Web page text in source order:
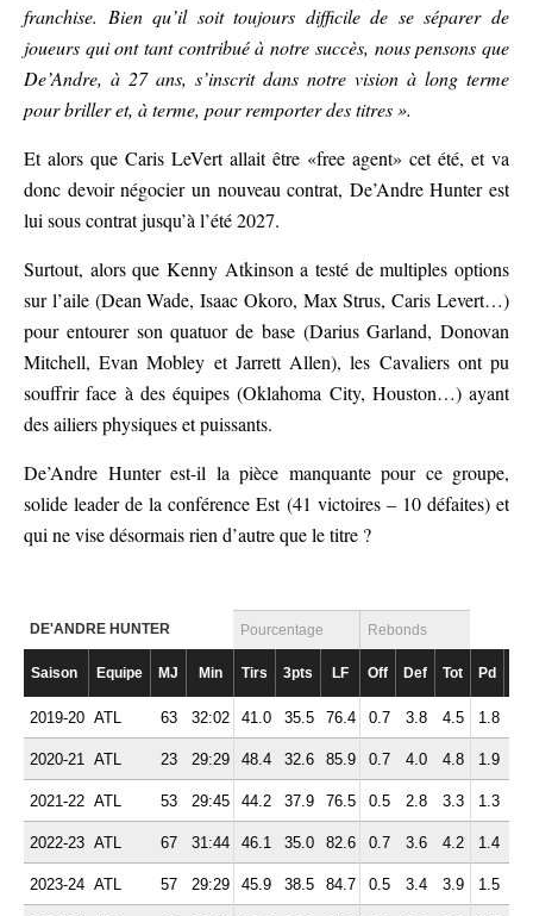
franchise. Bien qu’il soit toujours difficile de se séparer de
joueurs qui ont tant contribué à notre succès, nous pensons que
De’Andre, à 27 ans, s’inscrit dans notre vision à long terme
pour briller et, à terme, pour remporter des titres ».
Et alors que Caris LeVert allait être «free agent» cet été, et va
donc devoir négocier un nouveau contrat, De’Andre Hunter est
lui sous contrat jusqu’à l’été 2027.
Surtout, alors que Kenny Atkinson a testé de multiples options
sur l’aile (Dean Wade, Isaac Okoro, Max Strus, Caris Levert…)
pour entourer son quatuor de base (Darius Garland, Donovan
Mitchell, Evan Mobley et Jarrett Allen), les Cavaliers ont pu
souffrir face à des équipes (Oklahoma City, Houston…) ayant
des ailiers physiques et puissants.
De’Andre Hunter est-il la pièce manquante pour ce groupe,
solide leader de la conférence Est (41 victoires – 10 défaites) et
qui ne vise désormais rien d’autre que le titre ?
DE'ANDRE HUNTER Pourcentage Rebonds
Saison Equipe MJ Min Tirs 3pts LF Off Def Tot Pd
2019-20 ATL 63 32:02 41.0 35.5 76.4 0.7 3.8 4.5 1.8
2020-21 ATL 23 29:29 48.4 32.6 85.9 0.7 4.0 4.8 1.9
2021-22 ATL 53 29:45 44.2 37.9 76.5 0.5 2.8 3.3 1.3
2022-23 ATL 67 31:44 46.1 35.0 82.6 0.7 3.6 4.2 1.4
2023-24 ATL 57 29:29 45.9 38.5 84.7 0.5 3.4 3.9 1.5